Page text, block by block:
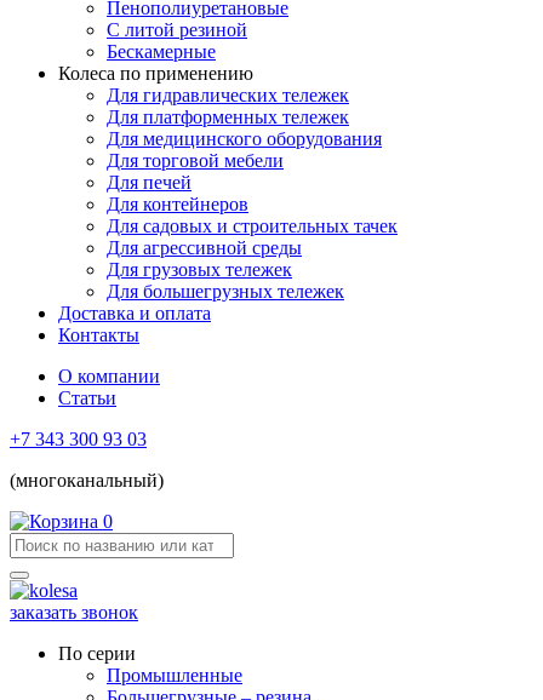
Пенополиуретановые
С литой резиной
Бескамерные
Колеса по применению
Для гидравлических тележек
Для платформенных тележек
Для медицинского оборудования
Для торговой мебели
Для печей
Для контейнеров
Для садовых и строительных тачек
Для агрессивной среды
Для грузовых тележек
Для большегрузных тележек
Доставка и оплата
Контакты
О компании
Статьи
+7 343 300 93 03
(многоканальный)
0
заказать звонок
По серии
Промышленные